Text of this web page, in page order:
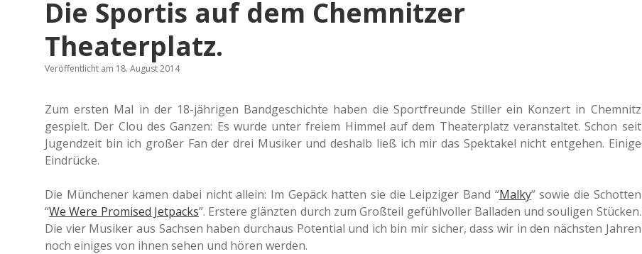
Die Sportis auf dem Chemnitzer
Theaterplatz.
Veröffentlicht am 18. August 2014
Zum ersten Mal in der 18-jäh­ri­gen Band­ge­schich­te haben die Sport­freun­de Stil­ler ein Kon­zert in Chem­nitz
gespielt. Der Clou des Ganzen: Es wurde unter freiem Himmel auf dem Thea­ter­platz ver­an­stal­tet. Schon seit
Jugend­zeit bin ich großer Fan der drei Musi­ker und des­halb ließ ich mir das Spek­ta­kel nicht ent­ge­hen. Einige
Eindrücke.
Die Mün­che­ner kamen dabei nicht allein: Im Gepäck hatten sie die Leip­zi­ger Band “Malky” sowie die Schot­ten
“We Were Pro­mi­sed Jet­packs”. Ers­te­re glänz­ten durch zum Groß­teil gefühl­vol­ler Bal­la­den und souli­gen Stü­cken.
Die vier Musi­ker aus Sach­sen haben durch­aus Poten­ti­al und ich bin mir sicher, dass wir in den nächs­ten Jahren
noch eini­ges von ihnen sehen und hören werden.